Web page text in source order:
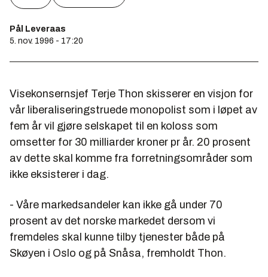
Pål Leveraas
5. nov. 1996 - 17:20
Visekonsernsjef Terje Thon skisserer en visjon for
vår liberaliseringstruede monopolist som i løpet av
fem år vil gjøre selskapet til en koloss som
omsetter for 30 milliarder kroner pr år. 20 prosent
av dette skal komme fra forretningsområder som
ikke eksisterer i dag.
- Våre markedsandeler kan ikke gå under 70
prosent av det norske markedet dersom vi
fremdeles skal kunne tilby tjenester både på
Skøyen i Oslo og på Snåsa, fremholdt Thon.